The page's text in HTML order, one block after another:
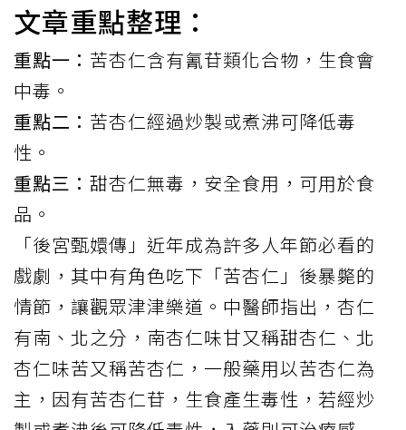
文章重點整理：
重點一： 苦杏仁含有氰苷類化合物，生食會
中毒。
重點二： 苦杏仁經過炒製或煮沸可降低毒
性。
重點三： 甜杏仁無毒，安全食用，可用於食
品。
「後宮甄嬛傳」近年成為許多人年節必看的
戲劇，其中有角色吃下「苦杏仁 」後暴斃的
情節，讓觀眾津津樂道。中醫師指出，杏仁
有南、北之分，南杏仁味甘又稱甜杏仁、北
杏仁味苦又稱苦杏仁，一般藥用以苦杏仁為
主，因有苦杏仁苷，生食產生毒性，若經炒